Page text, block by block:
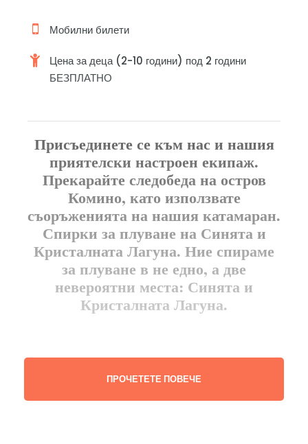
Мобилни билети
Цена за деца (2-10 години) под 2 години
БЕЗПЛАТНО
Присъединете се към нас и нашия
приятелски настроен екипаж.
Прекарайте следобеда на остров
Комино, като използвате
съоръженията на нашия катамаран.
Спирки за плуване на Синята и
Кристалната Лагуна. Ние спираме
за плуване в не едно, а две
невероятни места: Синята и
Кристалната Лагуна.
Описание на круиза
ПРОЧЕТЕТЕ ПОВЕЧЕ